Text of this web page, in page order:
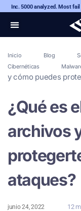
Inc. 5000 analyzed. Most
Inicio Blog
Cibernéticas
y cómo puedes
¿Qué es
archivos
ataques?
junio 24, 2022 12